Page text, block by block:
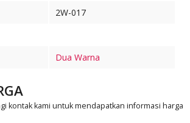
2W-017
Dua Warna
kontak kami untuk mendapatkan informasi harga